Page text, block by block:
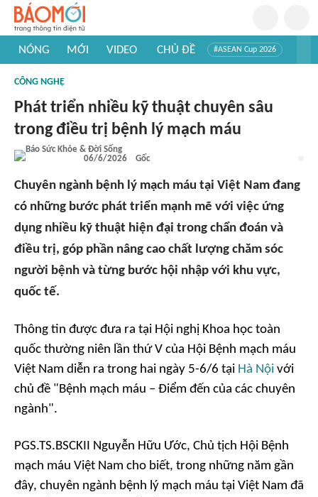
NÓNG MỚI VIDEO CHỦ ĐỀ #ASEAN Cup 2026
#Khám phá thế giới
CÔNG NGHỆ
Phát triển nhiều kỹ thuật chuyên sâu
trong điều trị bệnh lý mạch máu
06/6/2026 Gốc
Chuyên ngành bệnh lý mạch máu tại Việt Nam đang
có những bước phát triển mạnh mẽ với việc ứng
dụng nhiều kỹ thuật hiện đại trong chẩn đoán và
điều trị, góp phần nâng cao chất lượng chăm sóc
người bệnh và từng bước hội nhập với khu vực,
quốc tế.
Thông tin được đưa ra tại Hội nghị Khoa học toàn
quốc thường niên lần thứ V của Hội Bệnh mạch máu
Việt Nam diễn ra trong hai ngày 5-6/6 tại Hà Nội với
chủ đề "Bệnh mạch máu – Điểm đến của các chuyên
ngành".
PGS.TS.BSCKII Nguyễn Hữu Ước, Chủ tịch Hội Bệnh
mạch máu Việt Nam cho biết, trong những năm gần
đây, chuyên ngành bệnh lý mạch máu tại Việt Nam đã